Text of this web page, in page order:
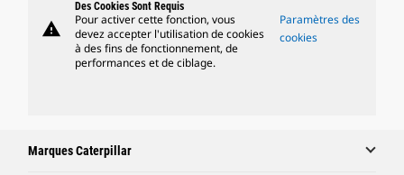
warning
Des Cookies Sont Requis
Pour activer cette fonction, vous
devez accepter l'utilisation de cookies
à des fins de fonctionnement, de
performances et de ciblage.
Paramètres des
cookies
Marques Caterpillar